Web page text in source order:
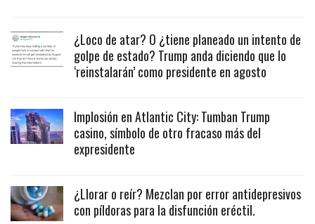
¿Loco de atar? O ¿tiene planeado un intento de
golpe de estado? Trump anda diciendo que lo
‘reinstalarán’ como presidente en agosto
Implosión en Atlantic City: Tumban Trump
casino, símbolo de otro fracaso más del
expresidente
¿Llorar o reír? Mezclan por error antidepresivos
con píldoras para la disfunción eréctil.